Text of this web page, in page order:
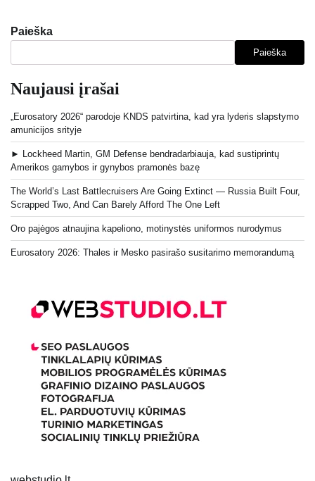
Paieška
Paieška
Naujausi įrašai
„Eurosatory 2026“ parodoje KNDS patvirtina, kad yra lyderis slapstymo
amunicijos srityje
► Lockheed Martin, GM Defense bendradarbiauja, kad sustiprintų
Amerikos gamybos ir gynybos pramonės bazę
The World’s Last Battlecruisers Are Going Extinct — Russia Built Four,
Scrapped Two, And Can Barely Afford The One Left
Oro pajėgos atnaujina kapeliono, motinystės uniformos nurodymus
Eurosatory 2026: Thales ir Mesko pasirašo susitarimo memorandumą